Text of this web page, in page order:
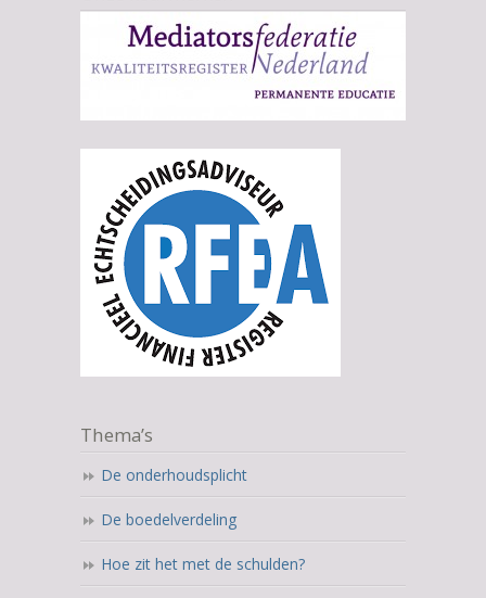
Thema’s
De onderhoudsplicht
De boedelverdeling
Hoe zit het met de schulden?